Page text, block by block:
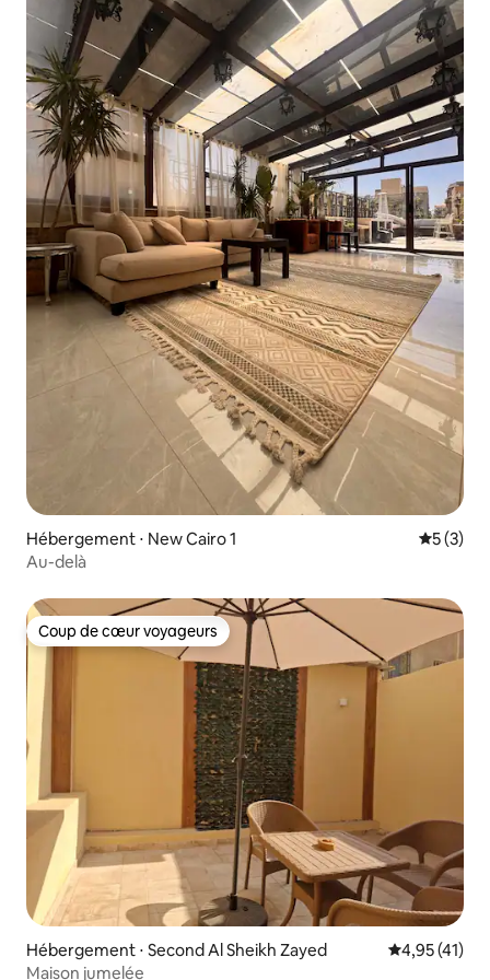
Hébergement ⋅ New Cairo 1
5 (3)
Au-delà
Coup de cœur voyageurs
Coup de cœur voyageurs
Hébergement ⋅ Second Al Sheikh Zayed Évaluation
4,95 (41)
Maison jumelée